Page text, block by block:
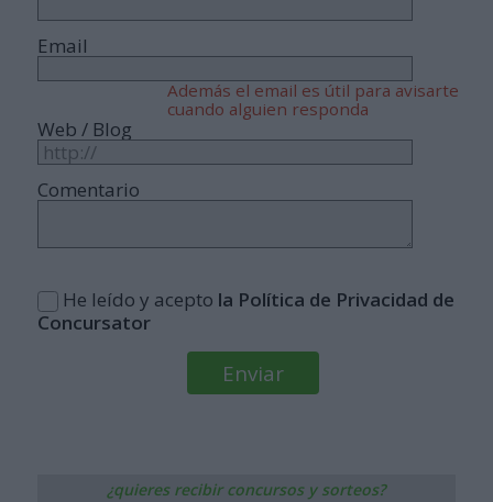
Email
Además el email es útil para avisarte
cuando alguien responda
Web / Blog
Comentario
He leído y acepto la Política de Privacidad de
Concursator
¿quieres recibir concursos y sorteos?